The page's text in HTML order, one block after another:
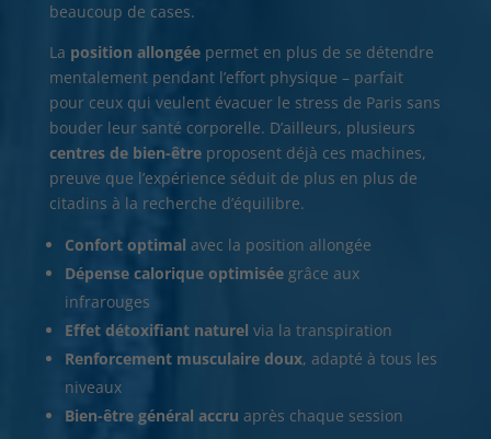
beaucoup de cases.
La position allongéepermet en plus de se détendre
mentalement pendant l’effort physique – parfait
pour ceux qui veulent évacuer le stress de Paris sans
bouder leur santé corporelle. D’ailleurs, plusieurs
centres de bien-êtreproposent déjà ces machines,
preuve que l’expérience séduit de plus en plus de
citadins à la recherche d’équilibre.
Confort optimal avec la position allongée
Dépense calorique optimiséegrâce aux
infrarouges
Effet détoxifiant naturel via la transpiration
Renforcement musculaire doux, adapté à tous les
niveaux
Bien-être général accru après chaque session